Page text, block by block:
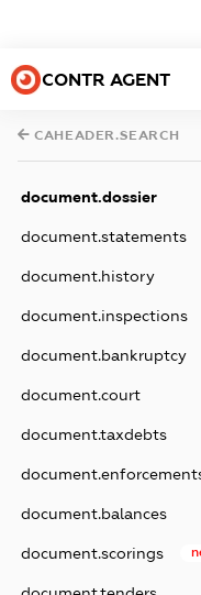
CONTR AGENT
CAHEADER.SEARCH
document.dossier
document.statements
document.history
document.inspections
document.bankruptcy
document.court
document.taxdebts
document.balances
document.scorings